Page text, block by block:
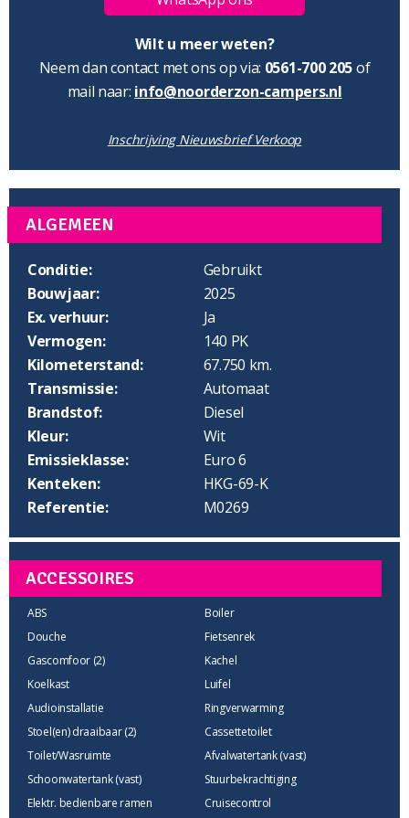
Wilt u meer weten?
Neem dan contact met ons op via: 0561-700 205of
mail naar: info@noorderzon-campers.nl
Inschrijving Nieuwsbrief Verkoop
ALGEMEEN
Conditie:
Gebruikt
Bouwjaar:
2025
Ex. verhuur:
Ja
Vermogen:
140 PK
Kilometerstand:
67.750 km.
Transmissie:
Automaat
Brandstof:
Diesel
Kleur:
Wit
Emissieklasse:
Euro 6
Kenteken:
HKG-69-K
Referentie:
M0269
ACCESSOIRES
ABS
Boiler
Douche
Fietsenrek
Gascomfoor (2)
Kachel
Koelkast
Luifel
Audioinstallatie
Ringverwarming
Stoel(en) draaibaar (2)
Cassettetoilet
Toilet/Wasruimte
Afvalwatertank (vast)
Schoonwatertank (vast)
Stuurbekrachtiging
Elektr. bedienbare ramen
Cruisecontrol